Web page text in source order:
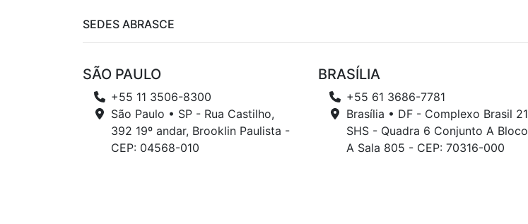
SEDES ABRASCE
SÃO PAULO
+55 11 3506-8300
São Paulo • SP - Rua Castilho,
392 19º andar, Brooklin Paulista -
CEP: 04568-010
BRASÍLIA
+55 61 3686-7781
Brasília • DF - Complexo Brasil 21
SHS - Quadra 6 Conjunto A Bloco
A Sala 805 - CEP: 70316-000